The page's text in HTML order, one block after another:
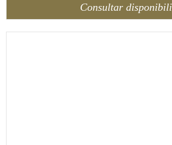
Consultar